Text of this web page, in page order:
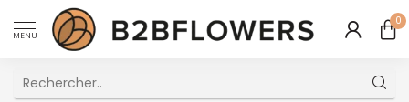
MENU
0